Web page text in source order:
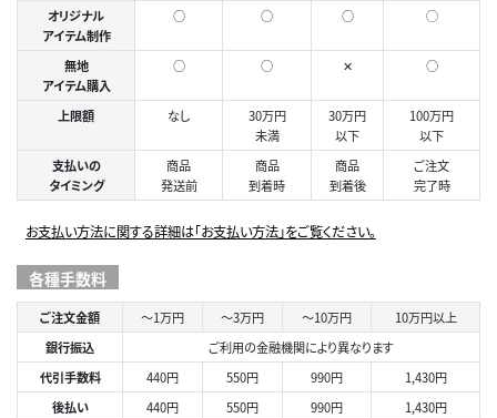
オリジナル
アイテム制作
○ ○ ○ ◯
無地
アイテム購入
○ ○ ✕ ○
上限額 なし
30万円
未満
30万円
以下
100万円
以下
支払いの
タイミング
商品
発送前
商品
到着時
商品
到着後
ご注文
完了時
お支払い方法に関する詳細は「お支払い方法」をご覧ください。
各種手数料
ご注文金額 ～1万円 ～3万円 ～10万円
10万円以上
銀行振込
ご利用の金融機関により異なります
代引手数料
440円 550円 990円
1,430円
後払い
440円 550円 990円 1,430円